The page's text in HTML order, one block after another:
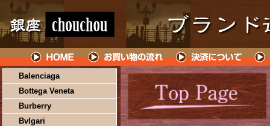
Balenciaga
Bottega Veneta
Burberry
Bvlgari